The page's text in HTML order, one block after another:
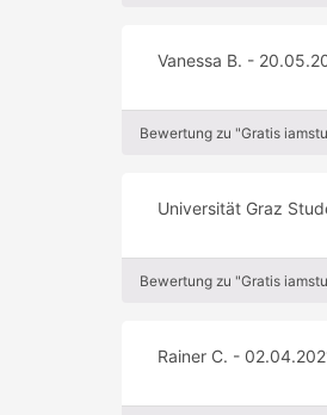
Vanessa B. -
Bewertung zu "Gratis
Universität Graz
Bewertung zu "Gratis
Rainer C. -